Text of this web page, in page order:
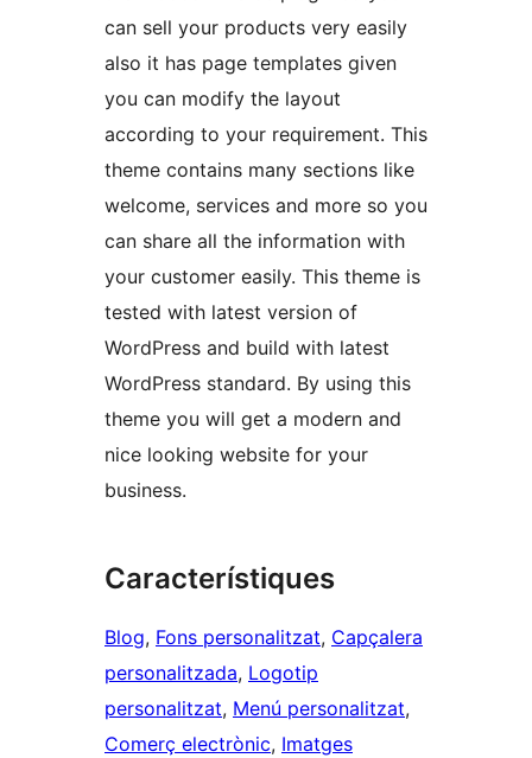
can sell your products very easily
also it has page templates given
you can modify the layout
according to your requirement. This
theme contains many sections like
welcome, services and more so you
can share all the information with
your customer easily. This theme is
tested with latest version of
WordPress and build with latest
WordPress standard. By using this
theme you will get a modern and
nice looking website for your
business.
Característiques
Blog, Fons personalitzat, Capçalera
personalitzada, Logotip
personalitzat, Menú personalitzat
Comerç electrònic, Imatges